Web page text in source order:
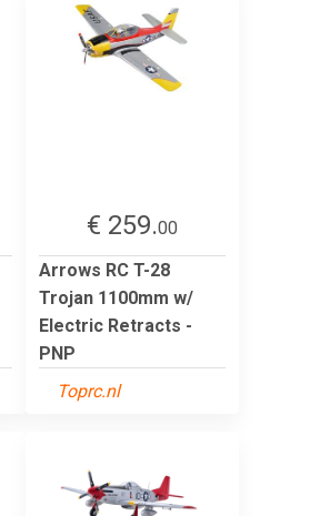
€ 259.00
Arrows RC T-28
Trojan 1100mm w/
Electric Retracts -
PNP
Toprc.nl